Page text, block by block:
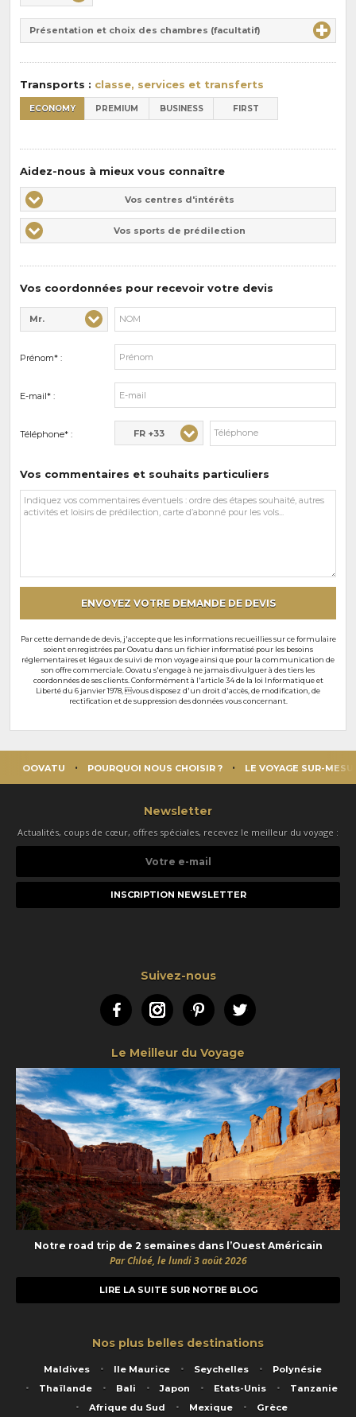
de
pension
:
Durée
Présentation et choix des chambres (facultatif)
Transports : classe, services et transferts
ECONOMY PREMIUM BUSINESS FIRST
Aidez-nous à mieux vous connaître
Vos
centres
d'intérêts
Vos centres d'intérêts
Vos
sports
Vos sports de prédilection
Vos coordonnées pour recevoir votre devis
Civilité* :
Mr.
Nom* :
Prénom* :
E-mail* :
Téléphone* : FR +33
Vos commentaires et souhaits particuliers
Vos
commentaires
ENVOYEZ VOTRE DEMANDE DE DEVIS
Par cette demande de devis, j'accepte que les informations recueillies sur ce formulaire
soient enregistrées par Oovatu dans un fichier informatisé pour les besoins
réglementaires et légaux de suivi de mon voyage ainsi que pour la communication de
son offre commerciale. Oovatu s'engage à ne jamais divulguer à des tiers les
coordonnées de ses clients. Conformément à l'article 34 de la loi Informatique et
Liberté du 6 janvier 1978, vous disposez d'un droit d'accès, de modification, de
rectification et de suppression des données vous concernant.
OOVATU POURQUOI NOUS CHOISIR ? LE VOYAGE SUR-
Newsletter
Actualités, coups de cœur, offres spéciales, recevez le meilleur du voyage :
e-
Suivez-nous
FacebookInstagramPinterestTwitter
Le Meilleur du Voyage
Notre road trip de 2 semaines dans l’Ouest Américain
Par Chloé, le lundi 3 août 2026
LIRE LA SUITE SUR NOTRE BLOG
Nos plus belles destinations
Maldives Ile Maurice Seychelles
Polynésie
Thaïlande
Bali Japon Etats-Unis
Tanzanie
Afrique du Sud
Mexique Grèce